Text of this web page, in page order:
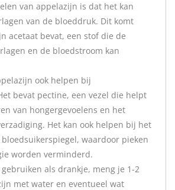
van appelazijn is dat het kan
van de bloeddruk. Dit komt
acetaat bevat, een stof die de
en de bloedstroom kan
ook helpen bij
bevat pectine, een vezel die helpt
van hongergevoelens en het
Het kan ook helpen bij het
waardoor pieken
worden verminderd.
als drankje, meng je 1-2
met water en eventueel wat